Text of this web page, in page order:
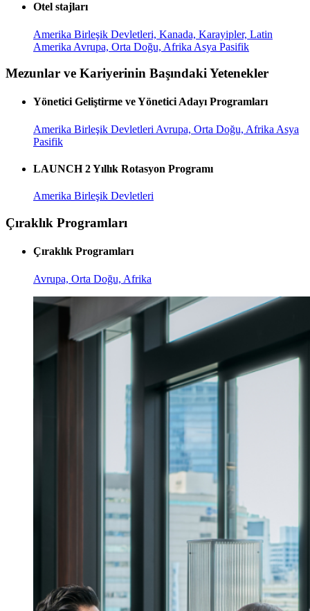
Otel stajları
Amerika Birleşik Devletleri, Kanada, Karayipler, Latin
Amerika Avrupa, Orta Doğu, Afrika Asya Pasifik
Mezunlar ve Kariyerinin Başındaki Yetenekler
Yönetici Geliştirme ve Yönetici Adayı Programları
Amerika Birleşik Devletleri Avrupa, Orta Doğu, Afrika Asya
Pasifik
LAUNCH 2 Yıllık Rotasyon Programı
Amerika Birleşik Devletleri
Çıraklık Programları
Çıraklık Programları
Avrupa, Orta Doğu, Afrika